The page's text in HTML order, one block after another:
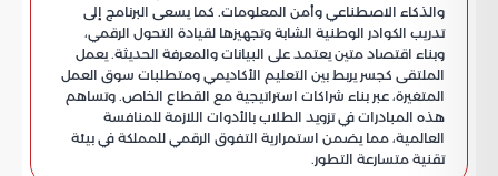
والذكاء الاصطناعي وأمن المعلومات. كما يسعى البرنامج إلى
تدريب الكوادر الوطنية الشابة وتجهيزها لقيادة التحول الرقمي،
وبناء اقتصاد متين يعتمد على البيانات والمعرفة الحديثة. يعمل
الملتقى كجسر يربط بين التعليم الأكاديمي ومتطلبات سوق العمل
المتغيرة، عبر بناء شراكات استراتيجية مع القطاع الخاص. وتساهم
هذه المبادرات في تزويد الطلاب بالأدوات اللازمة للمنافسة
العالمية، مما يضمن استمرارية التفوق الرقمي للمملكة في بيئة
تقنية متسارعة التطور.